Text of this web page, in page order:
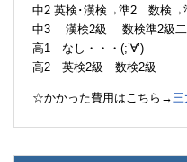
中2 英検･漢検→準2 数検→
中3 漢検2級 数検準2級二
高1 なし・・・(;’∀’)
高2 英検2級 数検2級
☆かかった費用はこちら→三